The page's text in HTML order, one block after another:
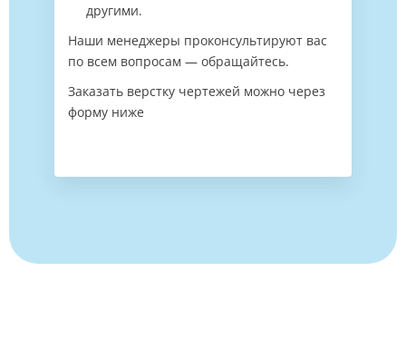
другими.
Наши менеджеры проконсультируют вас
по всем вопросам ― обращайтесь.
Заказать верстку чертежей можно через
форму ниже